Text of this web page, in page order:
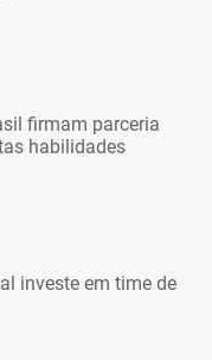
firmam parceria
habilidades
investe em time de